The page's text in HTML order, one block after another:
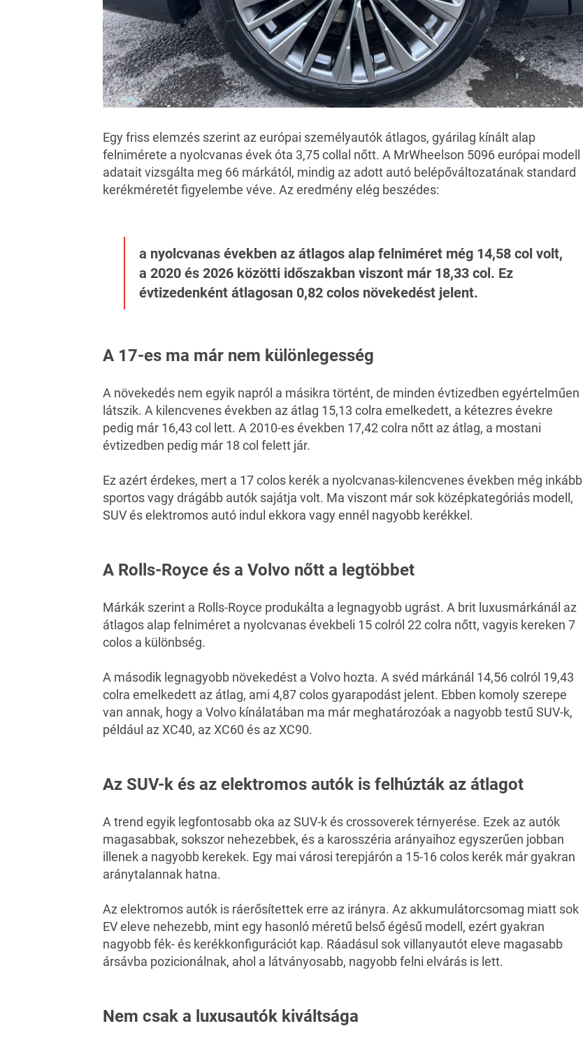
Egy friss elemzés szerint az európai személyautók átlagos, gyárilag kínált alap
felnimérete a nyolcvanas évek óta 3,75 collal nőtt. A MrWheelson 5096 európai modell
adatait vizsgálta meg 66 márkától, mindig az adott autó belépőváltozatának standard
kerékméretét figyelembe véve. Az eredmény elég beszédes:
a nyolcvanas években az átlagos alap felniméret még 14,58 col volt,
a 2020 és 2026 közötti időszakban viszont már 18,33 col. Ez
évtizedenként átlagosan 0,82 colos növekedést jelent.
A 17-es ma már nem különlegesség
A növekedés nem egyik napról a másikra történt, de minden évtizedben egyértelműen
látszik. A kilencvenes években az átlag 15,13 colra emelkedett, a kétezres évekre
pedig már 16,43 col lett. A 2010-es években 17,42 colra nőtt az átlag, a mostani
évtizedben pedig már 18 col felett jár.
Ez azért érdekes, mert a 17 colos kerék a nyolcvanas-kilencvenes években még inkább
sportos vagy drágább autók sajátja volt. Ma viszont már sok középkategóriás modell,
SUV és elektromos autó indul ekkora vagy ennél nagyobb kerékkel .
A Rolls-Royce és a Volvo nőtt a legtöbbet
Márkák szerint a Rolls-Royce produkálta a legnagyobb ugrást. A brit luxusmárkánál az
átlagos alap felniméret a nyolcvanas évekbeli 15 colról 22 colra nőtt, vagyis kereken 7
colos a különbség.
A második legnagyobb növekedést a Volvo hozta. A svéd márkánál 14,56 colról 19,43
colra emelkedett az átlag, ami 4,87 colos gyarapodást jelent. Ebben komoly szerepe
van annak, hogy a Volvo kínálatában ma már meghatározóak a nagyobb testű SUV-k,
például az XC40, az XC60 és az XC90.
Az SUV-k és az elektromos autók is felhúzták az átlagot
A trend egyik legfontosabb oka az SUV-k és crossoverek térnyerése. Ezek az autók
magasabbak, sokszor nehezebbek, és a karosszéria arányaihoz egyszerűen jobban
illenek a nagyobb kerekek. Egy mai városi terepjárón a 15-16 colos kerék már gyakran
aránytalannak hatna.
Az elektromos autók is ráerősítettek erre az irányra. Az akkumulátorcsomag miatt sok
EV eleve nehezebb, mint egy hasonló méretű belső égésű modell, ezért gyakran
nagyobb fék- és kerékkonfigurációt kap. Ráadásul sok villanyautót eleve magasabb
ársávba pozicionálnak, ahol a látványosabb, nagyobb felni elvárás is lett.
Nem csak a luxusautók kiváltsága